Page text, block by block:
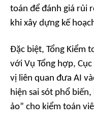
toán để đánh giá rủi
khi xây dựng kế
Đặc biệt, Tổng Kiểm
với Vụ Tổng hợp, Cục
vị liên quan đưa AI
hiện sai sót phổ
ảo” cho kiểm toán